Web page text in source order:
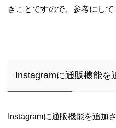
きことですので、参考にして
Instagramに通販機能を
Instagramに通販機能を追加